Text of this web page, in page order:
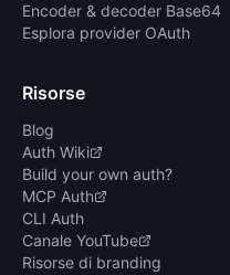
Encoder & decoder Base64
Esplora provider OAuth
Risorse
Blog
Auth Wiki
Build your own auth?
MCP Auth
CLI Auth
Canale YouTube
Risorse di branding